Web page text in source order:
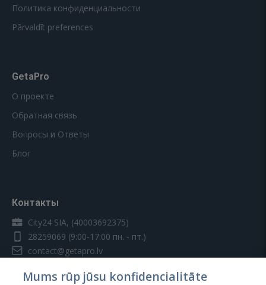
Политика конфиденциальности
Pārvaldīt preferences
GetaPro
О проекте
Обратная связь
Вопросы и Ответы
Блог
Контакты
City24 SIA, (40003692375)
28259069 (9:00-17:00 пн. - пт.)
contact@getapro.lv
Mums rūp jūsu konfidencialitāte